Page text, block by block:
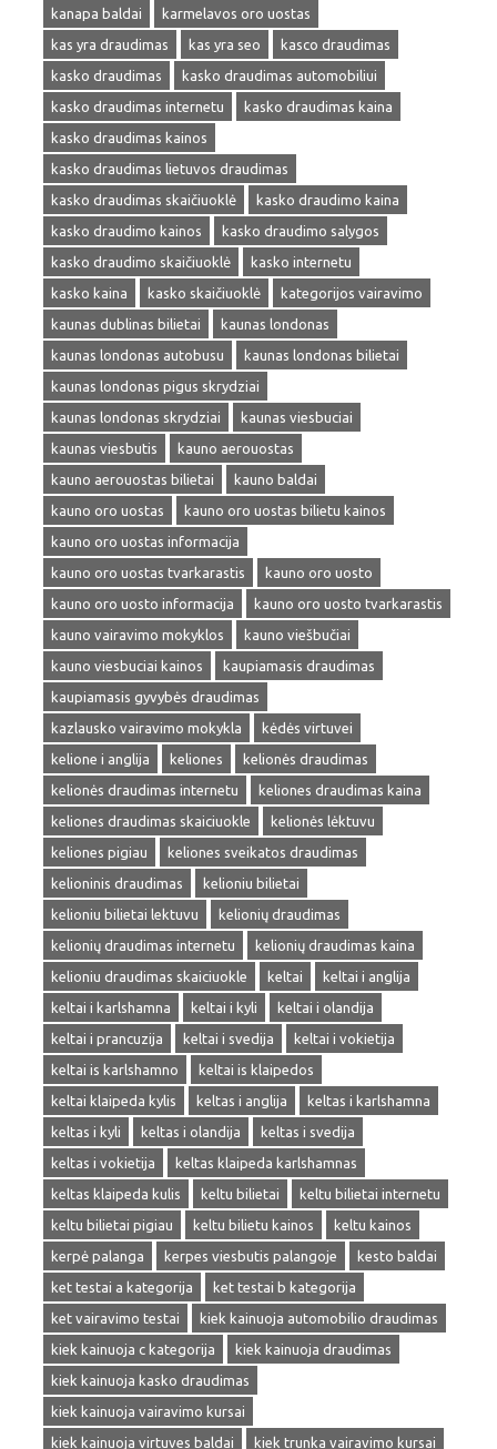
kanapa baldai
karmelavos oro uostas
kas yra draudimas
kas yra seo
kasco draudimas
kasko draudimas
kasko draudimas automobiliui
kasko draudimas internetu
kasko draudimas kaina
kasko draudimas kainos
kasko draudimas lietuvos draudimas
kasko draudimas skaičiuoklė
kasko draudimo kaina
kasko draudimo kainos
kasko draudimo salygos
kasko draudimo skaičiuoklė
kasko internetu
kasko kaina
kasko skaičiuoklė
kategorijos vairavimo
kaunas dublinas bilietai
kaunas londonas
kaunas londonas autobusu
kaunas londonas bilietai
kaunas londonas pigus skrydziai
kaunas londonas skrydziai
kaunas viesbuciai
kaunas viesbutis
kauno aerouostas
kauno aerouostas bilietai
kauno baldai
kauno oro uostas
kauno oro uostas bilietu kainos
kauno oro uostas informacija
kauno oro uostas tvarkarastis
kauno oro uosto
kauno oro uosto informacija
kauno oro uosto tvarkarastis
kauno vairavimo mokyklos
kauno viešbučiai
kauno viesbuciai kainos
kaupiamasis draudimas
kaupiamasis gyvybės draudimas
kazlausko vairavimo mokykla
kėdės virtuvei
kelione i anglija
keliones
kelionės draudimas
kelionės draudimas internetu
keliones draudimas kaina
keliones draudimas skaiciuokle
kelionės lėktuvu
keliones pigiau
keliones sveikatos draudimas
kelioninis draudimas
kelioniu bilietai
kelioniu bilietai lektuvu
kelionių draudimas
kelionių draudimas internetu
kelionių draudimas kaina
kelioniu draudimas skaiciuokle
keltai
keltai i anglija
keltai i karlshamna
keltai i kyli
keltai i olandija
keltai i prancuzija
keltai i svedija
keltai i vokietija
keltai is karlshamno
keltai is klaipedos
keltai klaipeda kylis
keltas i anglija
keltas i karlshamna
keltas i kyli
keltas i olandija
keltas i svedija
keltas i vokietija
keltas klaipeda karlshamnas
keltas klaipeda kulis
keltu bilietai
keltu bilietai internetu
keltu bilietai pigiau
keltu bilietu kainos
keltu kainos
kerpė palanga
kerpes viesbutis palangoje
kesto baldai
ket testai a kategorija
ket testai b kategorija
ket vairavimo testai
kiek kainuoja automobilio draudimas
kiek kainuoja c kategorija
kiek kainuoja draudimas
kiek kainuoja kasko draudimas
kiek kainuoja vairavimo kursai
kiek kainuoja virtuves baldai
kiek trunka vairavimo kursai